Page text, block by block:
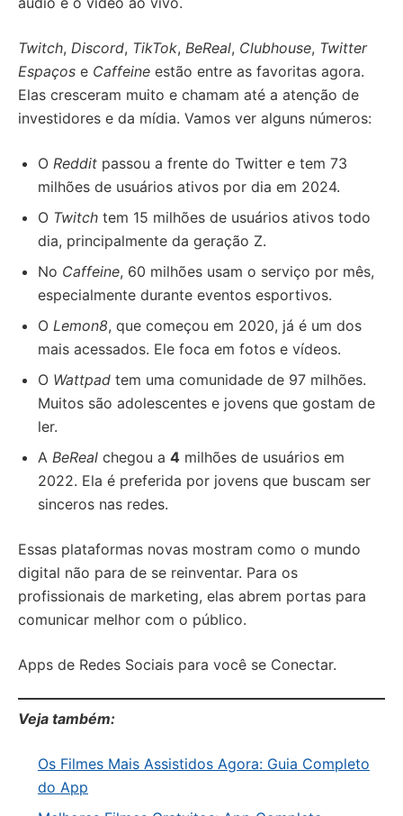
Twitch, Discord, TikTok, BeReal, Clubhouse, Twitter
Espaços e Caffeine estão entre as favoritas agora.
Elas cresceram muito e chamam até a atenção de
investidores e da mídia. Vamos ver alguns números:
O Reddit passou a frente do Twitter e tem 73
milhões de usuários ativos por dia em 2024.
O Twitch tem 15 milhões de usuários ativos todo
dia, principalmente da geração Z.
No Caffeine, 60 milhões usam o serviço por mês,
especialmente durante eventos esportivos.
O Lemon8, que começou em 2020, já é um dos
mais acessados. Ele foca em fotos e vídeos.
O Wattpad tem uma comunidade de 97 milhões.
Muitos são adolescentes e jovens que gostam de
ler.
A BeReal chegou a 4 milhões de usuários em
2022. Ela é preferida por jovens que buscam ser
sinceros nas redes.
Essas plataformas novas mostram como o mundo
digital não para de se reinventar. Para os
profissionais de marketing, elas abrem portas para
comunicar melhor com o público.
Apps de Redes Sociais para você se Conectar.
Veja também:
Os Filmes Mais Assistidos Agora: Guia Completo
do App